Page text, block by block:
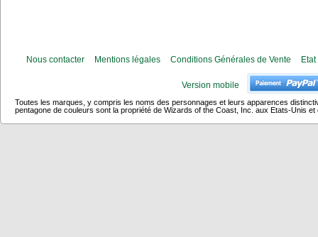
Nous contacter Mentions légales Conditions Générales de Vente
Version mobile
Toutes les marques, y compris les noms des personnages et leurs apparences
pentagone de couleurs sont la propriété de Wizards of the Coast, Inc. aux Etats-Unis